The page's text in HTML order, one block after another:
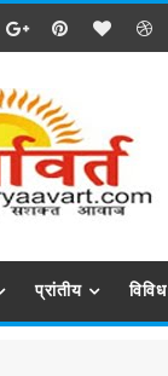
प्रांतीय विविध